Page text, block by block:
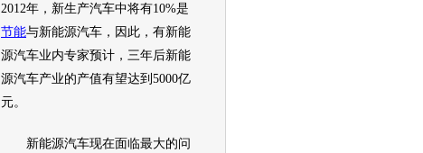
2012年，新生产汽车中将有10%是
节能与新能源汽车 ，因此，有新能
源汽车业内专家预计，三年后新能
源汽车产业的产值有望达到5000亿
元。
新能源汽车现在面临最大的问